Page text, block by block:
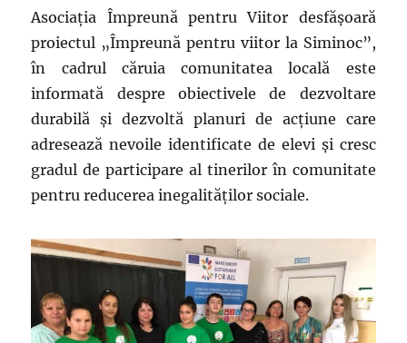
Asociația Împreună pentru Viitor desfăşoară
proiectul „Împreună pentru viitor la Siminoc”,
în cadrul căruia comunitatea locală este
informată despre obiectivele de dezvoltare
durabilă şi dezvoltă planuri de acțiune care
adresează nevoile identificate de elevi şi cresc
gradul de participare al tinerilor în comunitate
pentru reducerea inegalităților sociale.